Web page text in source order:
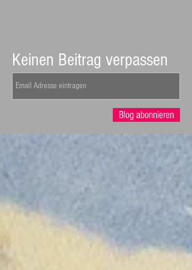
Keinen Beitrag verpassen
Blog abonnieren